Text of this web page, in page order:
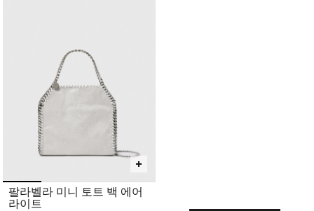
팔라벨라 미니 토트 백 에어
라이트